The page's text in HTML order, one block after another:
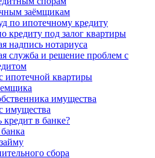
заёмщикам
по ипотечному кредиту
кредиту под залог квартиры
надпись нотариуса
служба и решение проблем с
ипотечной квартиры
имущества
имущества
кредит в банке?
сбора